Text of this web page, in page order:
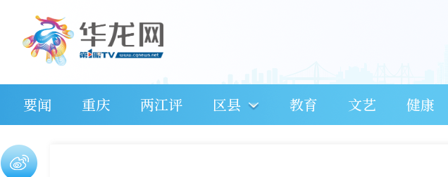
要闻 重庆 两江评 区县 教育 文艺 健康